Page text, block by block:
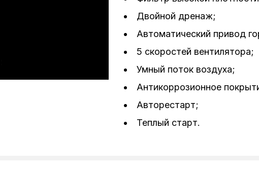
Двойной дренаж;
Автоматический привод
5 скоростей вентилятора;
Умный поток воздуха;
Антикоррозионное
Авторестарт;
Теплый старт.